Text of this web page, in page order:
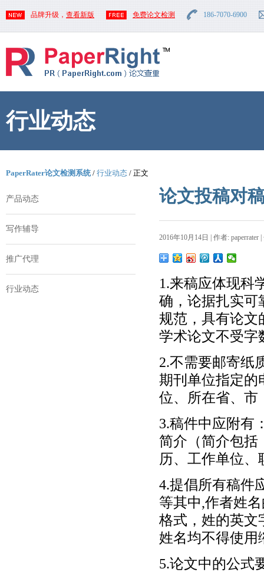
品牌升级， 查看新版 免费论文检测 186-7070-6900
行业动态
PaperRater论文检测系统/ 行业动态 / 正文
产品动态
写作辅导
推广代理
行业动态
论文投稿对
2016年10月14日 | 作者: paperrater
1.来稿应体现科
确，论据扎实可
规范，具有论文
学术论文不受字
2.不需要邮寄纸
期刊单位指定的
位、所在省、市
3.稿件中应附有
简介（简介包括
历、工作单位
4.提倡所有稿件
等其中,作者姓
格式，姓的英文
姓名均不得使用
5.论文中的公式